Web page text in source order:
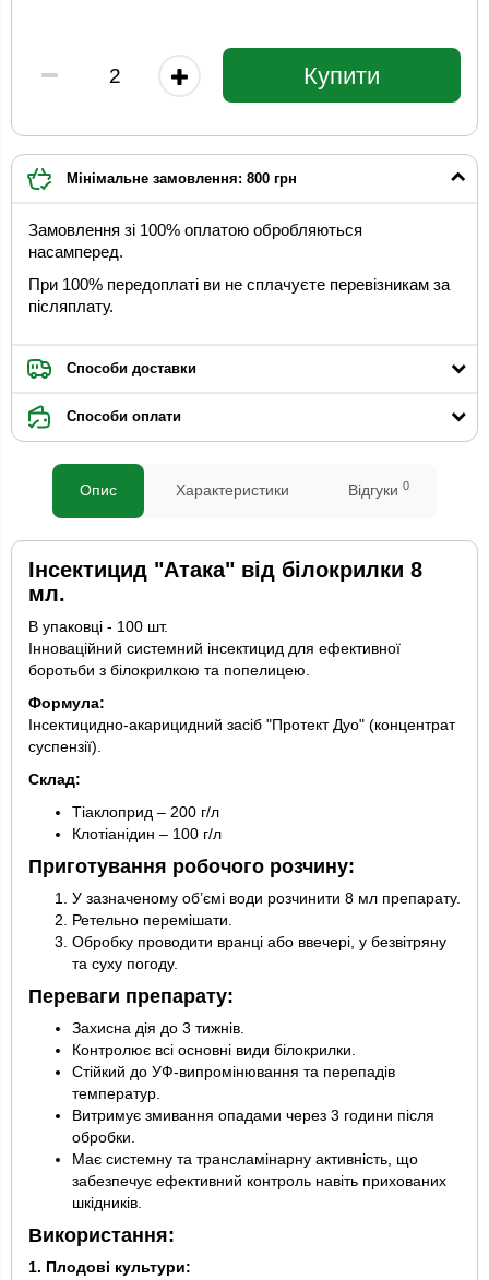
Купити
Мінімальне замовлення: 800 грн
Замовлення зі 100% оплатою обробляються
насамперед.
При 100% передоплаті ви не сплачуєте перевізникам за
післяплату.
Способи доставки
Способи оплати
Опис Характеристики Відгуки 0
Інсектицид "Атака" від білокрилки 8
мл.
В упаковці - 100 шт.
Інноваційний системний інсектицид для ефективної
боротьби з білокрилкою та попелицею.
Формула:
Інсектицидно-акарицидний засіб "Протект Дуо" (концентрат
суспензії).
Склад:
Тіаклоприд – 200 г/л
Клотіанідин – 100 г/л
Приготування робочого розчину:
У зазначеному об’ємі води розчинити 8 мл препарату.
Ретельно перемішати.
Обробку проводити вранці або ввечері, у безвітряну
та суху погоду.
Переваги препарату:
Захисна дія до 3 тижнів.
Контролює всі основні види білокрилки.
Стійкий до УФ-випромінювання та перепадів
температур.
Витримує змивання опадами через 3 години після
обробки.
Має системну та трансламінарну активність, що
забезпечує ефективний контроль навіть прихованих
шкідників.
Використання:
1. Плодові культури: